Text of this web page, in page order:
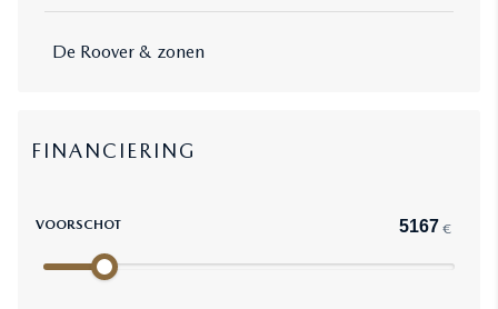
De Roover & zonen
FINANCIERING
VOORSCHOT €